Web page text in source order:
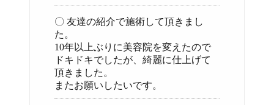
〇 友達の紹介で施術して頂きまし
た。
10年以上ぶりに美容院を変えたので
ドキドキでしたが、綺麗に仕上げて
頂きました。
またお願いしたいです。